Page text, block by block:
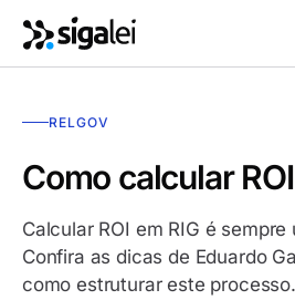
RELGOV
Como calcular
Calcular ROI em RIG é
Confira as dicas de Eduardo
como estruturar este